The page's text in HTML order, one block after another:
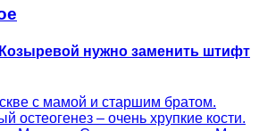
нужно заменить штифт
с мамой и старшим братом.
остеогенез – очень хрупкие кости.